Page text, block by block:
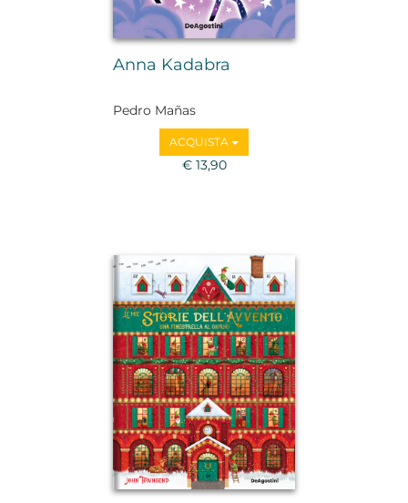
Anna Kadabra
Pedro Mañas
ACQUISTA
€ 13,90